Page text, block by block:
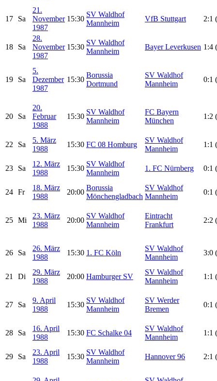
17 Sa
21.
November
1987
15:30
SV Waldhof
Mannheim
VfB Stuttgart 2:1
18 Sa
28.
November
1987
15:30
SV Waldhof
Mannheim
Bayer Leverkusen 1:4
19 Sa
5.
Dezember
1987
15:30
Borussia
Dortmund
SV Waldhof
Mannheim
0:1
20 Sa
20.
Februar
1988
15:30
SV Waldhof
Mannheim
FC Bayern
München
1:2
22 Sa
5. März
1988
15:30 FC 08 Homburg
SV Waldhof
Mannheim
1:1
23 Sa
12. März
1988
15:30
SV Waldhof
Mannheim
1. FC Nürnberg 0:1
24 Fr
18. März
1988
20:00
Borussia
Mönchengladbach
SV Waldhof
Mannheim
0:1
25 Mi
23. März
1988
20:00
SV Waldhof
Mannheim
Eintracht
Frankfurt
2:2
26 Sa
26. März
1988
15:30 1. FC Köln
SV Waldhof
Mannheim
3:0
21 Di
29. März
1988
20:00 Hamburger SV
SV Waldhof
Mannheim
1:1
27 Sa
9. April
1988
15:30
SV Waldhof
Mannheim
SV Werder
Bremen
0:1
28 Sa
16. April
1988
15:30 FC Schalke 04
SV Waldhof
Mannheim
1:1
29 Sa
23. April
1988
15:30
SV Waldhof
Mannheim
Hannover 96 2:1